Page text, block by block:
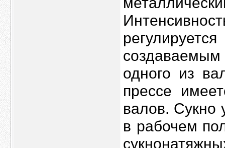
одного из
прессе
валов. Сукно
в рабочем